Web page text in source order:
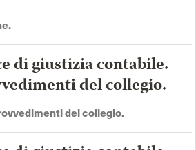
.
di giustizia contabile.
del collegio.
del collegio.